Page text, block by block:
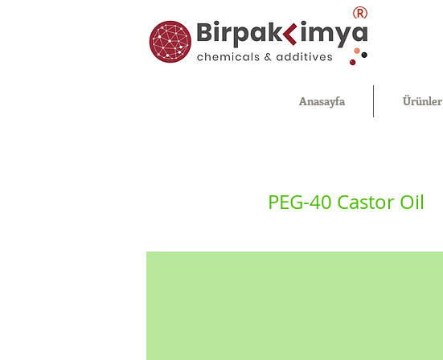
®
Anasayfa Ürünler
PEG-40 Castor Oil